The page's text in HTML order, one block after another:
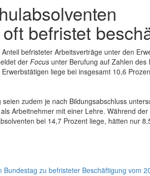
befristet
befristeter Arbeitsverträge unter den
der Focus unter Berufung auf Zahlen
liege bei insgesamt 10,6
zudem je nach Bildungsabschluss
Arbeitnehmer mit einer Lehre. Während
bei 14,7 Prozent liege, hätten nur
zu befristeter Beschäftigung vom